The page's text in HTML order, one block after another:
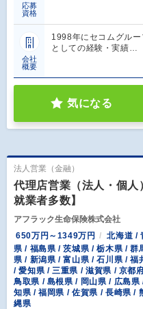
応募
資格
会社
概要
1998年にセコムグル
としての経験・実績…
気になる
法人営業（金融）
代理店営業（法人・個人
就業者多数】
アフラック生命保険株式会社
650万円～1349万円
北海道 /
県 / 福島県 / 茨城県 / 栃木県 / 群
県 / 新潟県 / 富山県 / 石川県 /
/ 愛知県 / 三重県 / 滋賀県 / 京都
鳥取県 / 島根県 / 岡山県 / 広島
知県 / 福岡県 / 佐賀県 / 長崎県 /
縄県